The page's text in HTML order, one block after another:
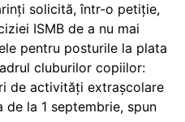
solicită, într-o petiție,
ISMB de a nu mai
pentru posturile la plata
cluburilor copiilor:
de activități extrașcolare
de la 1 septembrie, spun